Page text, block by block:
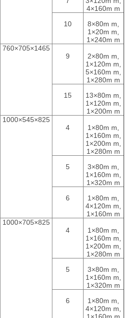
4×160m m
10
8×80m m,
1×20m m,
1×240m m
760×705×1465
9
2×80m m,
1×120m m,
5×160m m,
1×280m m
15
13×80m m,
1×120m m,
1×200m m
1000×545×825
4
1×80m m,
1×160m m,
1×200m m,
1×280m m
5
3×80m m,
1×160m m,
1×320m m
6
1×80m m,
4×120m m,
1×160m m
1000×705×825
4
1×80m m,
1×160m m,
1×200m m,
1×280m m
5
3×80m m,
1×160m m,
1×320m m
6
1×80m m,
4×120m m,